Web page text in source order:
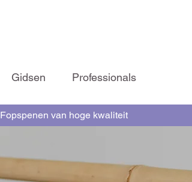
Gidsen Professionals
Fopspenen van hoge kwaliteit